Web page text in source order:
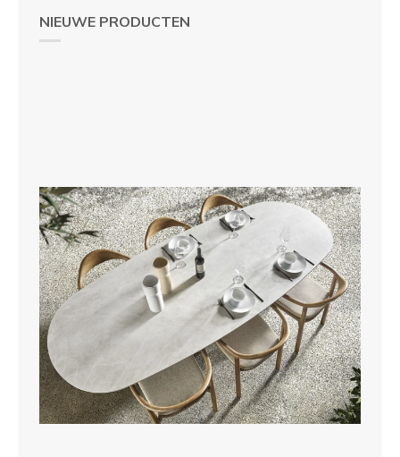
NIEUWE PRODUCTEN